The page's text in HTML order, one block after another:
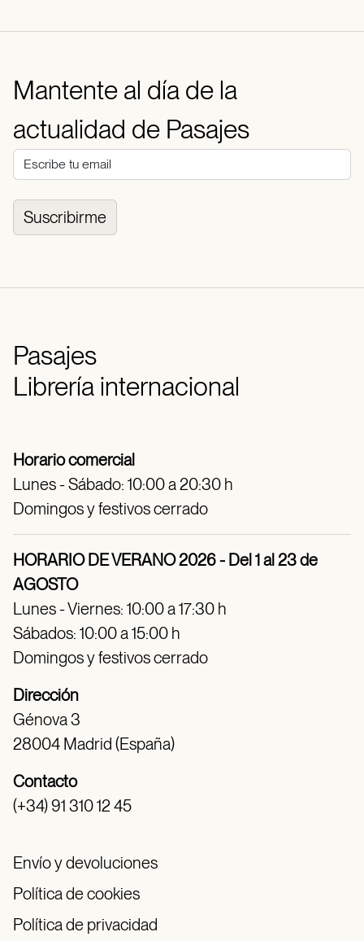
Mantente al día de la
actualidad de Pasajes
Suscribirme
Pasajes
Librería internacional
Horario comercial
Lunes - Sábado: 10:00 a 20:30 h
Domingos y festivos cerrado
HORARIO DE VERANO 2026 - Del 1 al 23 de
AGOSTO
Lunes - Viernes: 10:00 a 17:30 h
Sábados: 10:00 a 15:00 h
Domingos y festivos cerrado
Dirección
Génova 3
28004 Madrid (España)
Contacto
(+34) 91 310 12 45
Envío y devoluciones
Política de cookies
Política de privacidad